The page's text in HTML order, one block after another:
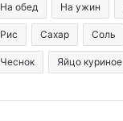
На обед На ужин
Рис Сахар Соль
Чеснок Яйцо куриное